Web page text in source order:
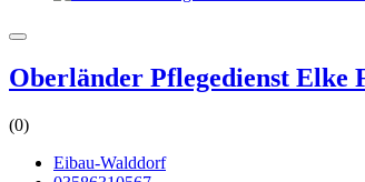
Oberländer Pflegedienst
(0)
Eibau-Walddorf